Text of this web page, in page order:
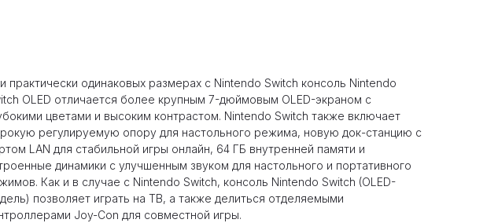
практически одинаковых размерах с Nintendo Switch консоль Nintendo
OLED отличается более крупным 7-дюймовым OLED-экраном с
цветами и высоким контрастом. Nintendo Switch также включает
регулируемую опору для настольного режима, новую док-станцию с
LAN для стабильной игры онлайн, 64 ГБ внутренней памяти и
динамики с улучшенным звуком для настольного и портативного
Как и в случае с Nintendo Switch, консоль Nintendo Switch (OLED-
позволяет играть на ТВ, а также делиться отделяемыми
Joy-Con для совместной игры.